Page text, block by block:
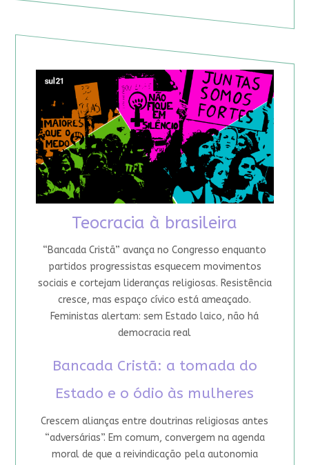
Teocracia à brasileira
“Bancada Cristã” avança no Congresso enquanto
partidos progressistas esquecem movimentos
sociais e cortejam lideranças religiosas. Resistência
cresce, mas espaço cívico está ameaçado.
Feministas alertam: sem Estado laico, não há
democracia real
Bancada Cristã: a tomada do
Estado e o ódio às mulheres
Crescem alianças entre doutrinas religiosas antes
“adversárias”. Em comum, convergem na agenda
moral de que a reivindicação pela autonomia